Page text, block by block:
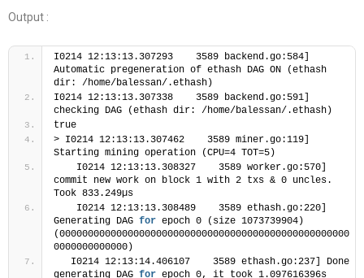
Output :
I0214 12:13:13.307293    3589 backend.go:584]
Automatic pregeneration of ethash DAG ON (ethash
dir: /home/balessan/.ethash)
I0214 12:13:13.307338    3589 backend.go:591]
checking DAG (ethash dir: /home/balessan/.ethash)
true
> I0214 12:13:13.307462    3589 miner.go:119]
Starting mining operation (CPU=4 TOT=5)
commit new work on block 1 with 2 txs & 0 uncles.
Took 833.249µs
Generating DAG for epoch 0 (size 1073739904)
(000000000000000000000000000000000000000000000000000
0000000000000)
generating DAG for epoch 0, it took 1.097616396s